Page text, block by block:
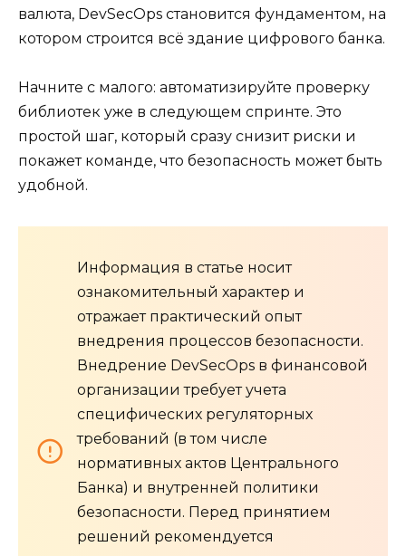
валюта, DevSecOps становится фундаментом, на
котором строится всё здание цифрового банка.
Начните с малого: автоматизируйте проверку
библиотек уже в следующем спринте. Это
простой шаг, который сразу снизит риски и
покажет команде, что безопасность может быть
удобной.
Информация в статье носит
ознакомительный характер и
отражает практический опыт
внедрения процессов безопасности.
Внедрение DevSecOps в финансовой
организации требует учета
специфических регуляторных
требований (в том числе
нормативных актов Центрального
Банка) и внутренней политики
безопасности. Перед принятием
решений рекомендуется